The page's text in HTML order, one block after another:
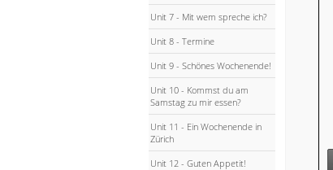
Unit 7 - Mit wem spreche ich?
Unit 8 - Termine
Unit 9 - Schönes Wochenende!
Unit 10 - Kommst du am
Samstag zu mir essen?
Unit 11 - Ein Wochenende in
Zürich
Unit 12 - Guten Appetit!